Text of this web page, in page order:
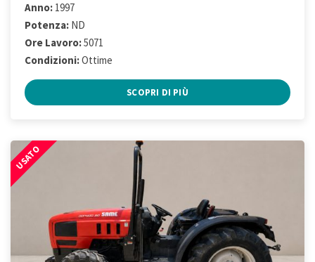
Anno: 1997
Potenza: ND
Ore Lavoro:5071
Condizioni:Ottime
SCOPRI DI PIÙ
USATO